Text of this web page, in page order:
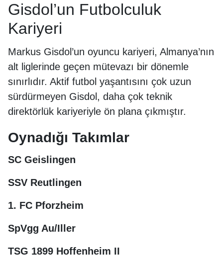
Gisdol’un Futbolculuk
Kariyeri
Markus Gisdol’un oyuncu kariyeri, Almanya’nın
alt liglerinde geçen mütevazı bir dönemle
sınırlıdır. Aktif futbol yaşantısını çok uzun
sürdürmeyen Gisdol, daha çok teknik
direktörlük kariyeriyle ön plana çıkmıştır.
Oynadığı Takımlar
SC Geislingen
SSV Reutlingen
1. FC Pforzheim
SpVgg Au/Iller
TSG 1899 Hoffenheim II